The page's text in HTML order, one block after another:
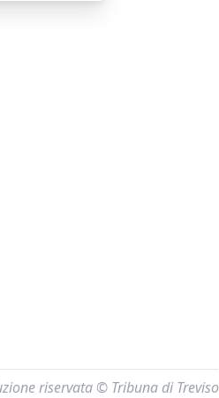
riservata © Tribuna di Treviso